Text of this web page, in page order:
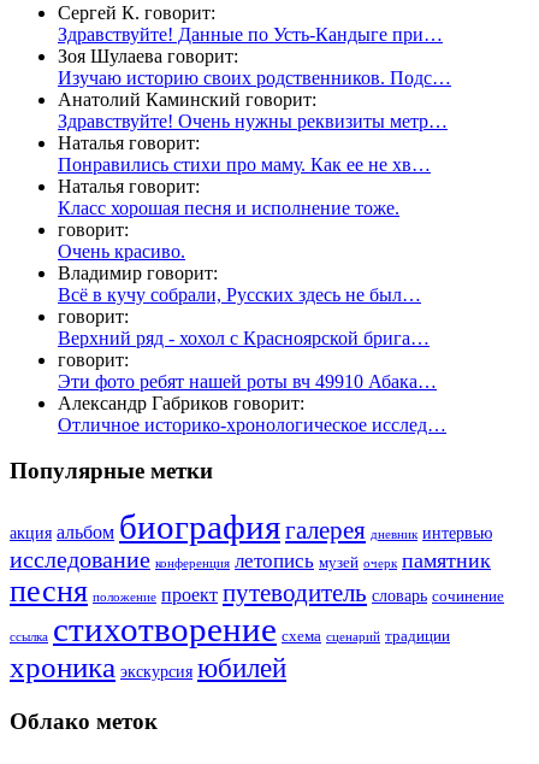
Сергей К. говорит:
Здравствуйте! Данные по Усть-Кандыге при…
Зоя Шулаева говорит:
Изучаю историю своих родственников. Подс…
Анатолий Каминский говорит:
Здравствуйте! Очень нужны реквизиты метр…
Наталья говорит:
Понравились стихи про маму. Как ее не хв…
Наталья говорит:
Класс хорошая песня и исполнение тоже.
говорит:
Очень красиво.
Владимир говорит:
Всё в кучу собрали, Русских здесь не был…
говорит:
Верхний ряд - хохол с Красноярской брига…
говорит:
Эти фото ребят нашей роты вч 49910 Абака…
Александр Габриков говорит:
Отличное историко-хронологическое исслед…
Популярные метки
акция альбом биографиягалерея дневник интервью
исследование конференция летопись музей очерк памятник
песня положение проект путеводитель словарь сочинение
ссылка стихотворение схема сценарий традиции
хроника экскурсия юбилей
Облако меток